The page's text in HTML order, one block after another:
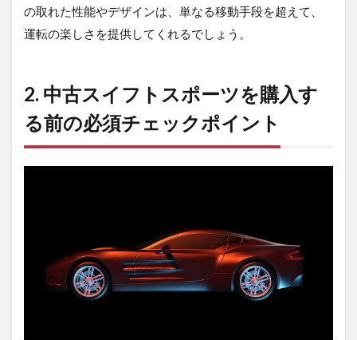
2.3
外装
チェ
2.4
エア
コン
認
2.5
の取れた性能やデザインは、単なる移動手段を超えて、
運転の楽しさを提供してくれるでしょう。
2. 中古スイフトスポーツを購入す
る前の必須チェックポイント